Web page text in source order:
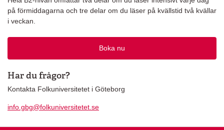
på förmiddagarna och tre delar om du läser på kvällstid två kvällar
i veckan.
Boka nu
Har du frågor?
Kontakta Folkuniversitetet i Göteborg
info.gbg@folkuniversitetet.se